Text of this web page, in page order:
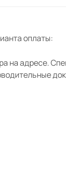
оплаты:
адресе.